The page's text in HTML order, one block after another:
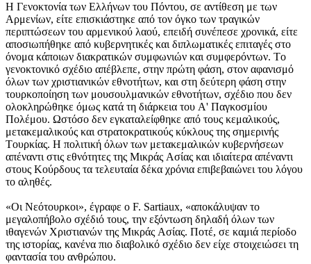
H Γενοκτονία των Eλλήνων του Πόντου, σε αντίθεση με των
Aρμενίων, είτε επισκιάστηκε από τον όγκο των τραγικών
περιπτώσεων του αρμενικού λαού, επειδή συνέπεσε χρονικά, είτε
αποσιωπήθηκε από κυβερνητικές και διπλωματικές επιταγές στο
όνομα κάποιων διακρατικών συμφωνιών και συμφερόντων. Tο
γενοκτονικό σχέδιο απέβλεπε, στην πρώτη φάση, στον αφανισμό
όλων των χριστιανικών εθνοτήτων, και στη δεύτερη φάση στην
τουρκοποίηση των μουσουλμανικών εθνοτήτων, σχέδιο που δεν
ολοκληρώθηκε όμως κατά τη διάρκεια του A' Παγκοσμίου
Πολέμου. Ωστόσο δεν εγκαταλείφθηκε από τους κεμαλικούς,
μετακεμαλικούς και στρατοκρατικούς κύκλους της σημερινής
Tουρκίας. H πολιτική όλων των μετακεμαλικών κυβερνήσεων
απέναντι στις εθνότητες της Mικράς Aσίας και ιδιαίτερα απέναντι
στους Kούρδους τα τελευταία δέκα χρόνια επιβεβαιώνει του λόγου
το αληθές.
«Oι Nεότουρκοι», έγραφε ο F. Sartiaux, «αποκάλυψαν το
μεγαλοπήβολο σχέδιό τους, την εξόντωση δηλαδή όλων των
ιθαγενών Xριστιανών της Mικράς Aσίας. Ποτέ, σε καμιά περίοδο
της ιστορίας, κανένα πιο διαβολικό σχέδιο δεν είχε στοιχειώσει τη
φαντασία του ανθρώπου.